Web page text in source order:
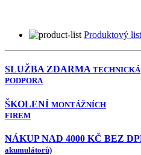
Produktový list
SLUŽBA ZDARMA TECHNICKÁ
PODPORA
ŠKOLENÍ MONTÁŽNÍCH
FIREM
NÁKUP NAD 4000 KČ BEZ
akumulátorů)